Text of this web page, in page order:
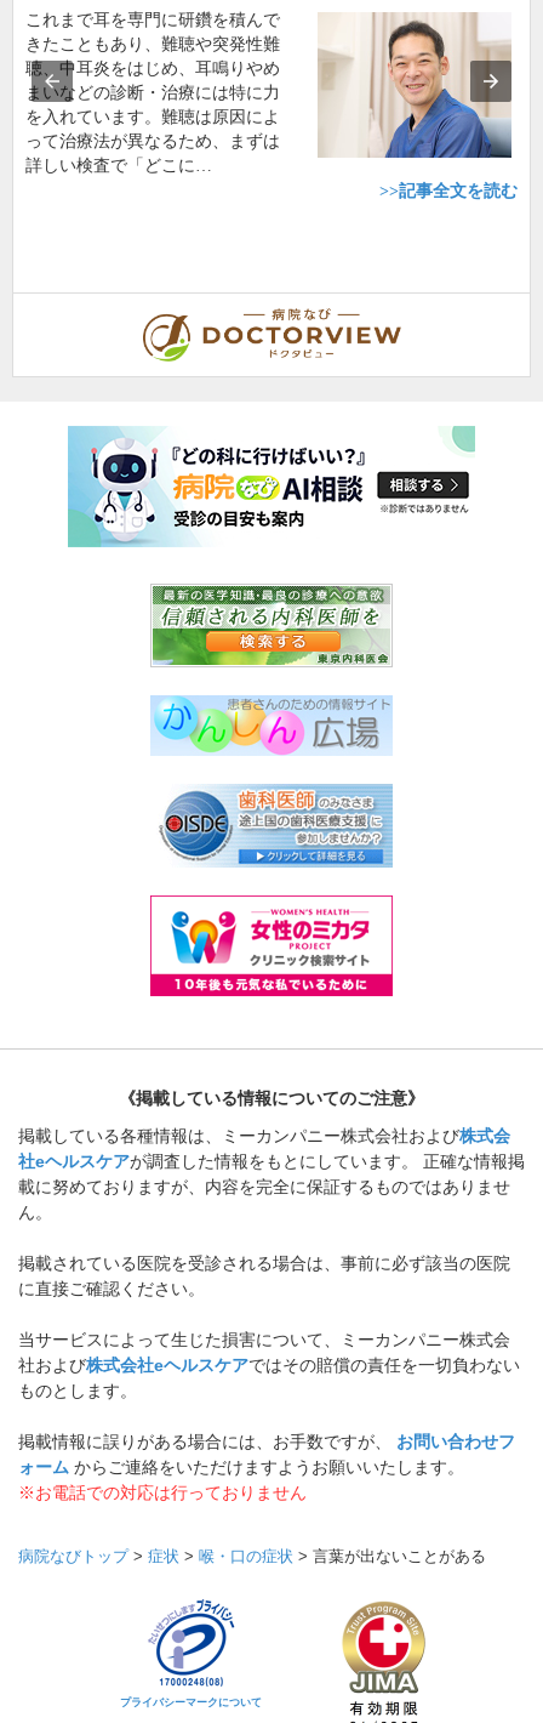
これまで耳を専門に研鑽を積んで
きたこともあり、難聴や突発性難
聴、中耳炎をはじめ、耳鳴りやめ
まいなどの診断・治療には特に力
を入れています。難聴は原因によ
って治療法が異なるため、まずは
詳しい検査で「どこに…
>>記事全文を読む
《掲載している情報についてのご注意》
掲載している各種情報は、ミーカンパニー株式会社および株式会
社eヘルスケアが調査した情報をもとにしています。 正確な情報掲
載に努めておりますが、内容を完全に保証するものではありませ
ん。
掲載されている医院を受診される場合は、事前に必ず該当の医院
に直接ご確認ください。
当サービスによって生じた損害について、ミーカンパニー株式会
社および株式会社eヘルスケアではその賠償の責任を一切負わない
ものとします。
掲載情報に誤りがある場合には、お手数ですが、 お問い合わせフ
ォーム からご連絡をいただけますようお願いいたします。
※お電話での対応は行っておりません
病院なびトップ> 症状 > 喉・口の症状 > 言葉が出ないことがある
プライバシーマークについて